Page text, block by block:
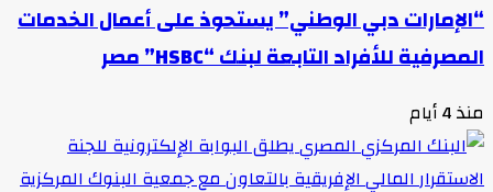
“الإمارات دبي الوطني” يستحوذ على أعمال الخدمات
المصرفية للأفراد التابعة لبنك “HSBC” مصر
منذ 4 أيام